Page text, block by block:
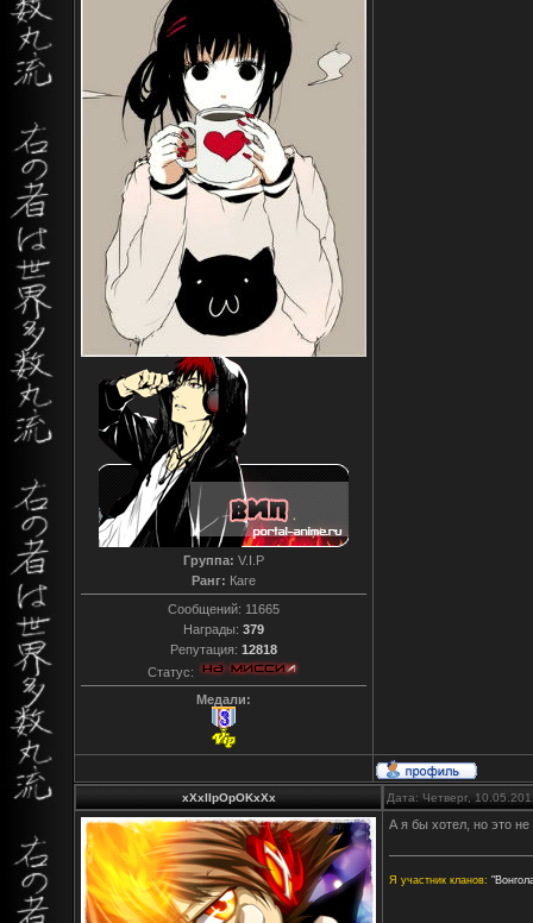
Группа: V.I.P
Ранг: Каге
Сообщений: 11665
Награды: 379
Репутация: 12818
Статус:
Медали:
xXxIIpOpOKxXx Дата: Четверг,
А я бы хотел, но это не
Я участник кланов: